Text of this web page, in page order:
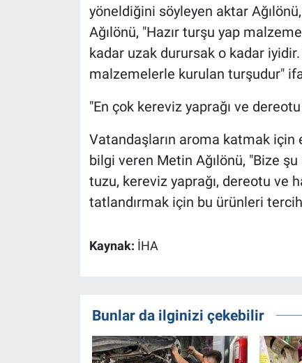
yöneldiğini söyleyen aktar
Ağılönü, "Hazır turşu yap
kadar uzak durursak o kadar
malzemelerle kurulan turşudur"
"En çok kereviz yaprağı ve
Vatandaşların aroma katmak
bilgi veren Metin Ağılönü, "Bize
tuzu, kereviz yaprağı, dereotu ve
tatlandırmak için bu ürünleri
Kaynak: İHA
Bunlar da ilginizi çekebilir